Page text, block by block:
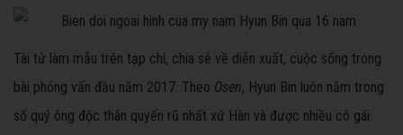
Tài tử làm mẫu trên tạp chí, chia sẻ về diễn xuất, cuộc sống trong
bài phỏng vấn đầu năm 2017. Theo Osen, Hyun Bin luôn nằm trong
số quý ông độc thân quyến rũ nhất xứ Hàn và được nhiều cô gái